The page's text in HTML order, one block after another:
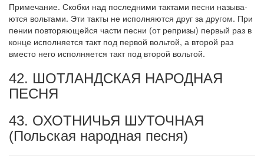
Примечание. Скобки над последними тактами песни называ­
ются вольтами. Эти такты не исполняются друг за другом. При
пении повторяющейся части песни (от репризы) первый раз в
конце испол­няется такт под первой вольтой, а второй раз
вместо него исполняется такт под второй вольтой.
42. ШОТЛАНДСКАЯ НАРОДНАЯ
ПЕСНЯ
43. ОХОТНИЧЬЯ ШУТОЧНАЯ
(Польская народная песня)